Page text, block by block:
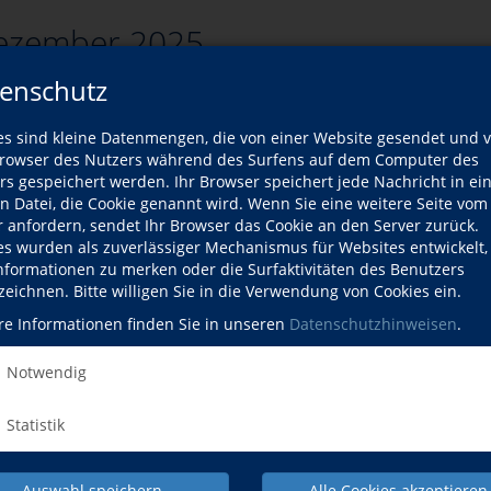
sind kleine Datenmengen, die von einer Website gesendet und
des Nutzers während des Surfens auf dem Computer des
gespeichert werden. Ihr Browser speichert jede Nachricht in
Datei, die Cookie genannt wird. Wenn Sie eine weitere Seite vom
anfordern, sendet Ihr Browser das Cookie an den Server zurück.
wurden als zuverlässiger Mechanismus für Websites
zu merken oder die Surfaktivitäten des Benutzers
Bitte willigen Sie in die Verwendung von Cookies ein.
Informationen finden Sie in unseren Datenschutzhinweisen.
Notwendig
Statistik
2025
zurück
Kurse